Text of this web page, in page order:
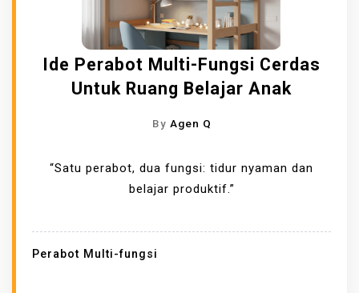
Ide Perabot Multi-Fungsi Cerdas
Untuk Ruang Belajar Anak
By Agen Q
“Satu perabot, dua fungsi: tidur nyaman dan
belajar produktif.”
Perabot Multi-fungsi